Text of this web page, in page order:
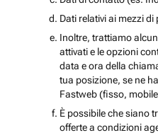
Dati relativi ai mezzi
Inoltre, trattiamo
attivati e le opzioni
data e ora della
tua posizione, se ne
Fastweb (fisso,
È possibile che siano
offerte a condizioni